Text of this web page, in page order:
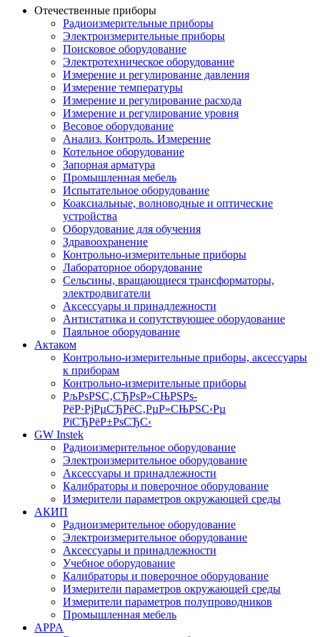
Отечественные приборы
Радиоизмерительные приборы
Электроизмерительные приборы
Поисковое оборудование
Электротехническое оборудование
Измерение и регулирование давления
Измерение температуры
Измерение и регулирование расхода
Измерение и регулирование уровня
Весовое оборудование
Анализ. Контроль. Измерение
Котельное оборудование
Запорная арматура
Промышленная мебель
Испытательное оборудование
Коаксиальные, волноводные и оптические
устройства
Оборудование для обучения
Здравоохранение
Контрольно-измерительные приборы
Лабораторное оборудование
Сельсины, вращающиеся трансформаторы,
электродвигатели
Аксессуары и принадлежности
Антистатика и сопутствующее оборудование
Паяльное оборудование
Актаком
Контрольно-измерительные приборы, аксессуары
к приборам
Контрольно-измерительные приборы
РљРѕРЅС‚СЂРѕР»СЊРЅРѕ-
РёР·РјРµСЂРёС‚РµР»СЊРЅС‹Рµ
РїСЂРёР±РѕСЂС‹
GW Instek
Радиоизмерительное оборудование
Электроизмерительное оборудование
Аксессуары и принадлежности
Калибраторы и поверочное оборудование
Измерители параметров окружающей среды
АКИП
Радиоизмерительное оборудование
Электроизмерительное оборудование
Аксессуары и принадлежности
Учебное оборудование
Калибраторы и поверочное оборудование
Измерители параметров окружающей среды
Измерители параметров полупроводников
Промышленная мебель
APPA